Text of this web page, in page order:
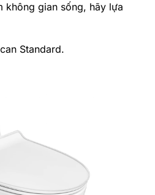
không gian sống, hãy lựa
Standard.